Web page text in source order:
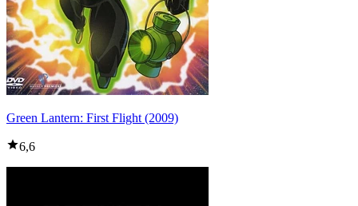
Green Lantern: First Flight (2009)
6,6